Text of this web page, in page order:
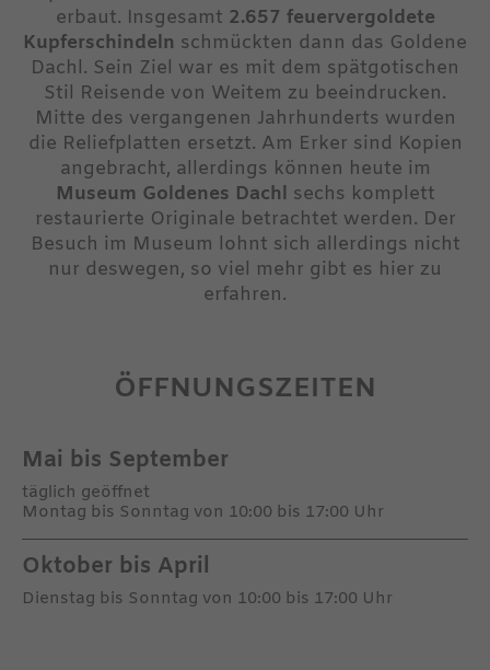
erbaut. Insgesamt 2.657 feuervergoldete
Kupferschindeln schmückten dann das Goldene
Dachl. Sein Ziel war es mit dem spätgotischen
Stil Reisende von Weitem zu beeindrucken.
Mitte des vergangenen Jahrhunderts wurden
die Reliefplatten ersetzt. Am Erker sind Kopien
angebracht, allerdings können heute im
Museum Goldenes Dachl sechs komplett
restaurierte Originale betrachtet werden. Der
Besuch im Museum lohnt sich allerdings nicht
nur deswegen, so viel mehr gibt es hier zu
erfahren.
ÖFFNUNGSZEITEN
Mai bis September
täglich geöffnet
Montag bis Sonntag von 10:00 bis 17:00 Uhr
Oktober bis April
Dienstag bis Sonntag von 10:00 bis 17:00 Uhr